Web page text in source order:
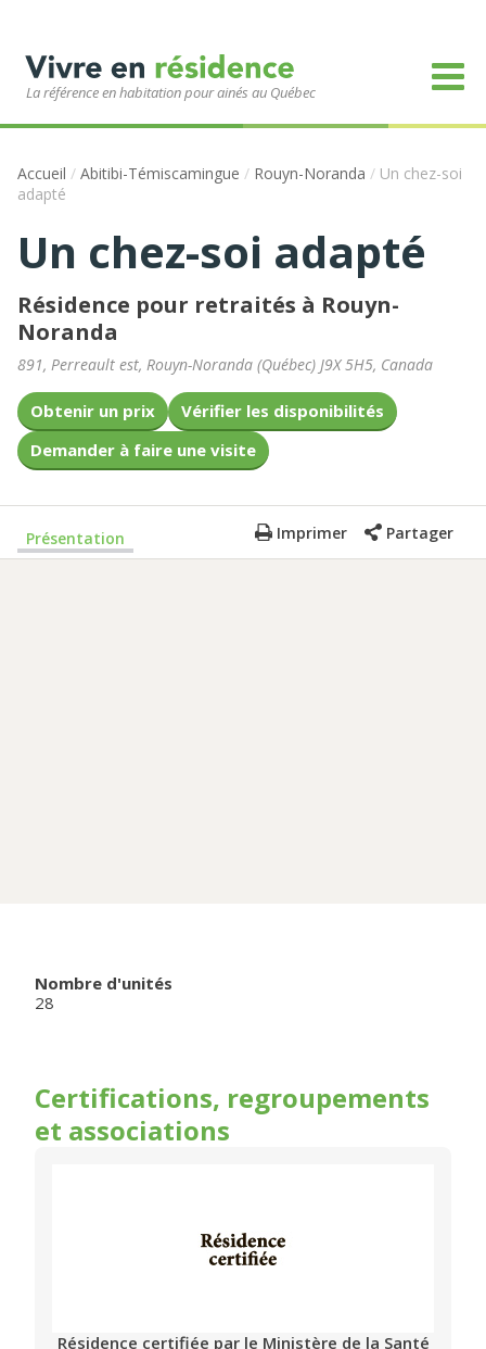
La référence en habitation pour ainés au Québec
Accueil / Abitibi-Témiscamingue / Rouyn-Noranda / Un chez-soi
adapté
Un chez-soi adapté
Résidence pour retraités à Rouyn-
Noranda
891, Perreault est, Rouyn-Noranda (Québec) J9X 5H5, Canada
Obtenir un prix
Vérifier les disponibilités
Demander à faire une visite
Présentation Imprimer Partager
Nombre d'unités
28
Certifications, regroupements
et associations
Résidence certifiée par le Ministère de la Santé